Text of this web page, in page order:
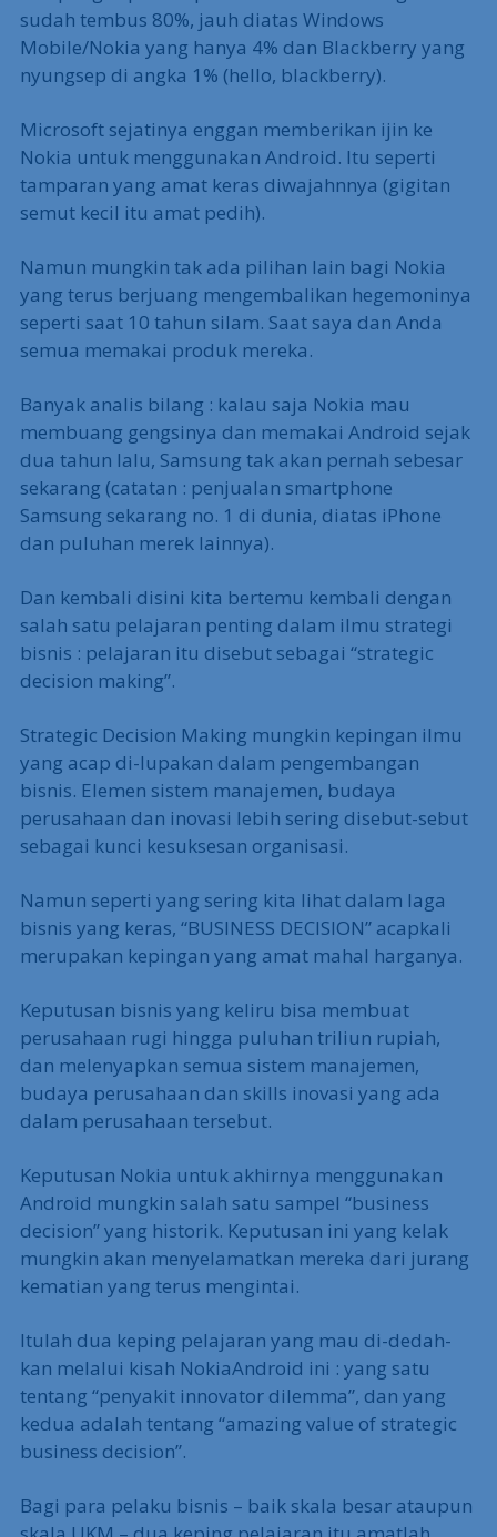
sudah tembus 80%, jauh diatas Windows
Mobile/Nokia yang hanya 4% dan Blackberry yang
nyungsep di angka 1% (hello, blackberry).
Microsoft sejatinya enggan memberikan ijin ke
Nokia untuk menggunakan Android. Itu seperti
tamparan yang amat keras diwajahnnya (gigitan
semut kecil itu amat pedih).
Namun mungkin tak ada pilihan lain bagi Nokia
yang terus berjuang mengembalikan hegemoninya
seperti saat 10 tahun silam. Saat saya dan Anda
semua memakai produk mereka.
Banyak analis bilang : kalau saja Nokia mau
membuang gengsinya dan memakai Android sejak
dua tahun lalu, Samsung tak akan pernah sebesar
sekarang (catatan : penjualan smartphone
Samsung sekarang no. 1 di dunia, diatas iPhone
dan puluhan merek lainnya).
Dan kembali disini kita bertemu kembali dengan
salah satu pelajaran penting dalam ilmu strategi
bisnis : pelajaran itu disebut sebagai “strategic
decision making”.
Strategic Decision Making mungkin kepingan ilmu
yang acap di-lupakan dalam pengembangan
bisnis. Elemen sistem manajemen, budaya
perusahaan dan inovasi lebih sering disebut-sebut
sebagai kunci kesuksesan organisasi.
Namun seperti yang sering kita lihat dalam laga
bisnis yang keras, “BUSINESS DECISION” acapkali
merupakan kepingan yang amat mahal harganya.
Keputusan bisnis yang keliru bisa membuat
perusahaan rugi hingga puluhan triliun rupiah,
dan melenyapkan semua sistem manajemen,
budaya perusahaan dan skills inovasi yang ada
dalam perusahaan tersebut.
Keputusan Nokia untuk akhirnya menggunakan
Android mungkin salah satu sampel “business
decision” yang historik. Keputusan ini yang kelak
mungkin akan menyelamatkan mereka dari jurang
kematian yang terus mengintai.
Itulah dua keping pelajaran yang mau di-dedah-
kan melalui kisah NokiaAndroid ini : yang satu
tentang “penyakit innovator dilemma”, dan yang
kedua adalah tentang “amazing value of strategic
business decision”.
Bagi para pelaku bisnis – baik skala besar ataupun